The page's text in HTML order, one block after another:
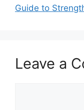
Guide to
Leave a